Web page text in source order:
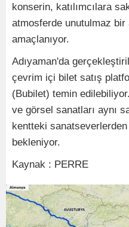
konserin, katılımcılara
atmosferde unutulmaz bir
amaçlanıyor.
Adıyaman'da
çevrim içi bilet satış
(Bubilet) temin
ve görsel sanatları aynı
kentteki
bekleniyor.
Kaynak : PERRE